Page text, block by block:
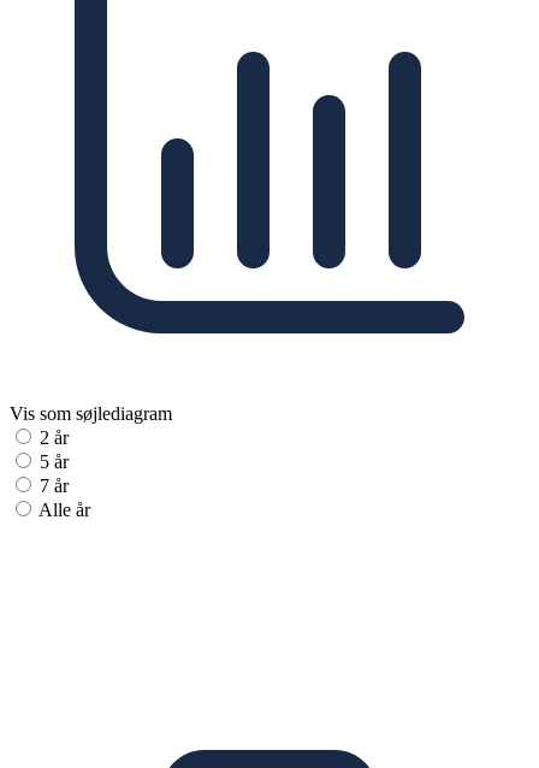
Vis som søjlediagram
2 år
5 år
7 år
Alle år